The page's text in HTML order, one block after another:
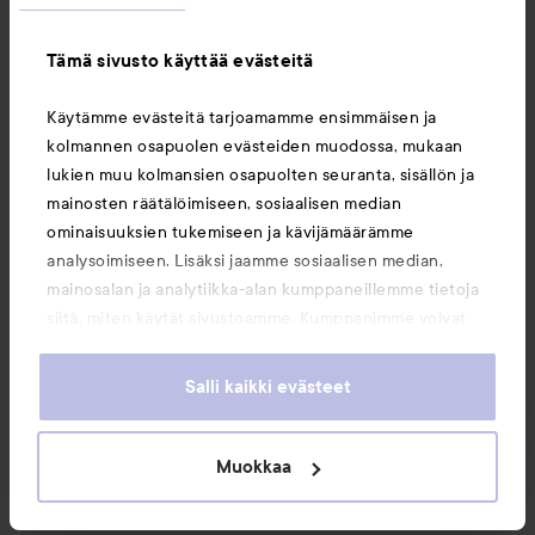
Tämä sivusto käyttää evästeitä
Käytämme evästeitä tarjoamamme ensimmäisen ja
kolmannen osapuolen evästeiden muodossa, mukaan
lukien muu kolmansien osapuolten seuranta, sisällön ja
mainosten räätälöimiseen, sosiaalisen median
ominaisuuksien tukemiseen ja kävijämäärämme
analysoimiseen. Lisäksi jaamme sosiaalisen median,
mainosalan ja analytiikka-alan kumppaneillemme tietoja
heille tai joita on kerätty, kun olet käyttänyt heidän
evästeiden käytön.
Salli kaikki evästeet
Muokkaa
Soft Touch Butter Bronzer
Stay Golden Cream Bronzer